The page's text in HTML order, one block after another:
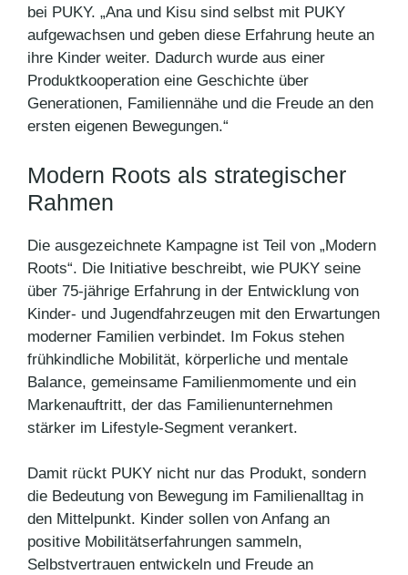
bei PUKY. „Ana und Kisu sind selbst mit PUKY
aufgewachsen und geben diese Erfahrung heute an
ihre Kinder weiter. Dadurch wurde aus einer
Produktkooperation eine Geschichte über
Generationen, Familiennähe und die Freude an den
ersten eigenen Bewegungen.“
Modern Roots als strategischer
Rahmen
Die ausgezeichnete Kampagne ist Teil von „Modern
Roots“. Die Initiative beschreibt, wie PUKY seine
über 75-jährige Erfahrung in der Entwicklung von
Kinder- und Jugendfahrzeugen mit den Erwartungen
moderner Familien verbindet. Im Fokus stehen
frühkindliche Mobilität, körperliche und mentale
Balance, gemeinsame Familienmomente und ein
Markenauftritt, der das Familienunternehmen
stärker im Lifestyle-Segment verankert.
Damit rückt PUKY nicht nur das Produkt, sondern
die Bedeutung von Bewegung im Familienalltag in
den Mittelpunkt. Kinder sollen von Anfang an
positive Mobilitätserfahrungen sammeln,
Selbstvertrauen entwickeln und Freude an